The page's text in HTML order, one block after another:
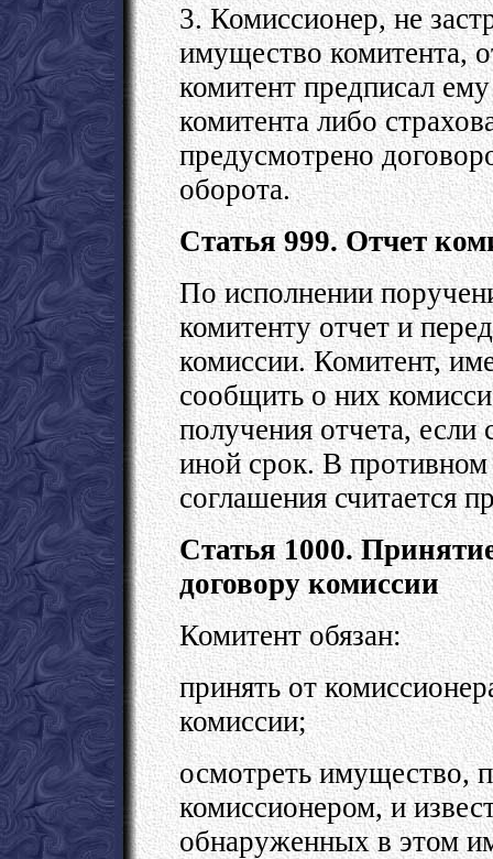
3. Комиссионер, не
имущество комитента,
комитент предписал
комитента либо
предусмотрено
оборота.
Статья 999. Отчет
По исполнении
комитенту отчет и
комиссии. Комитент,
сообщить о них
получения отчета, если
иной срок. В противном
соглашения считается
Статья 1000.
договору комиссии
Комитент обязан:
принять от
комиссии;
осмотреть имущество,
комиссионером, и
обнаруженных в этом